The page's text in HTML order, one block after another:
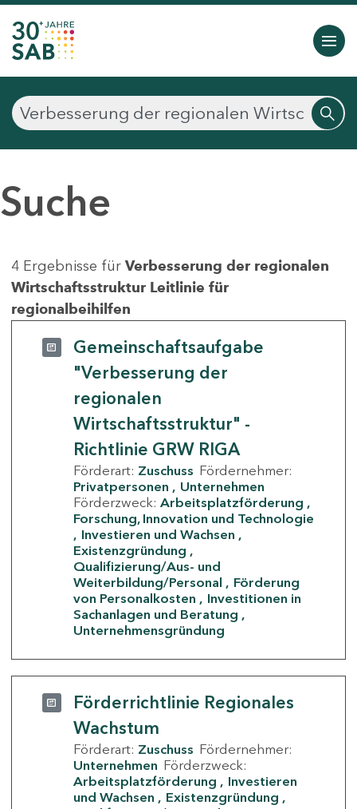
Suche
4 Ergebnisse für Verbesserung der regionalen
Wirtschaftsstruktur Leitlinie für
regionalbeihilfen
Gemeinschaftsaufgabe
"Verbesserung der
regionalen
Wirtschaftsstruktur" -
Richtlinie GRW RIGA
Förderart: Zuschuss Fördernehmer:
Privatpersonen
Unternehmen
Förderzweck: Arbeitsplatzförderung
Forschung, Innovation und Technologie
Investieren und Wachsen
Existenzgründung
Qualifizierung/Aus- und
Weiterbildung/Personal
Förderung
von Personalkosten
Investitionen in
Sachanlagen und Beratung
Unternehmensgründung
Förderrichtlinie Regionales
Wachstum
Förderart: Zuschuss Fördernehmer:
Unternehmen Förderzweck:
Arbeitsplatzförderung
Investieren
und Wachsen
Existenzgründung